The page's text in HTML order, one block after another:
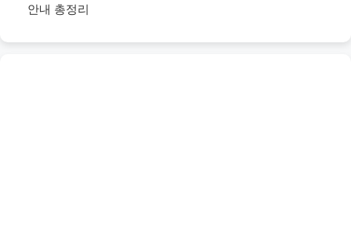
안내 총정리